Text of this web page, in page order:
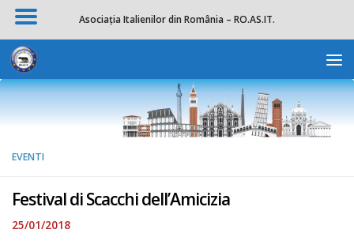
Apri la
Salta al contenuto
EVENTI
Festival di Scacchi dell’Amicizia
25/01/2018
Asociația Italienilor din România – RO.AS.IT.